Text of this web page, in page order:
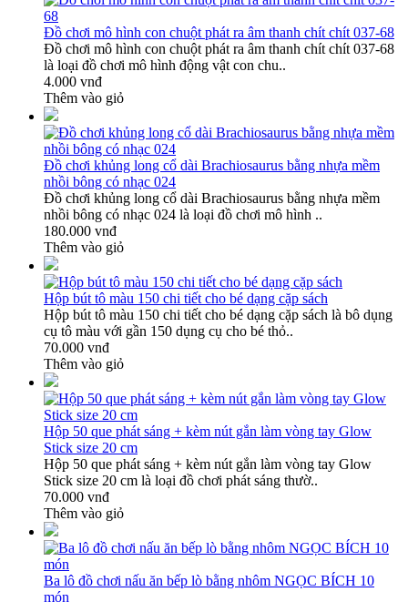
Đồ chơi mô hình con chuột phát ra âm thanh chít chít 037-68
Đồ chơi mô hình con chuột phát ra âm thanh chít chít 037-68
là loại đồ chơi mô hình động vật con chu..
4.000 vnđ
Thêm vào giỏ
Đồ chơi khủng long cổ dài Brachiosaurus bằng nhựa mềm
nhồi bông có nhạc 024
Đồ chơi khủng long cổ dài Brachiosaurus bằng nhựa mềm
nhồi bông có nhạc 024 là loại đồ chơi mô hình ..
180.000 vnđ
Thêm vào giỏ
Hộp bút tô màu 150 chi tiết cho bé dạng cặp sách
Hộp bút tô màu 150 chi tiết cho bé dạng cặp sách là bô dụng
cụ tô màu với gần 150 dụng cụ cho bé thỏ..
70.000 vnđ
Thêm vào giỏ
Hộp 50 que phát sáng + kèm nút gắn làm vòng tay Glow
Stick size 20 cm
Hộp 50 que phát sáng + kèm nút gắn làm vòng tay Glow
Stick size 20 cm là loại đồ chơi phát sáng thườ..
70.000 vnđ
Thêm vào giỏ
Ba lô đồ chơi nấu ăn bếp lò bằng nhôm NGỌC BÍCH 10
món